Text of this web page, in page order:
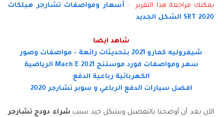
يمكنك مراجعة هذا التقرير: أسعار ومواصفات تشارجر هيلكات
SRT 2020 الشكل الجديد
شاهد ايضا
شيفروليه كمارو 2021 بتحديثات رائعة - مواصفات وصور
سعر ومواصفات فورد موستنج Mach E 2021 الرياضية
الكهربائية رباعية الدفع
افضل سيارات الدفع الرباعي و سوبر تشارجر 2020
الآن بعد أن أوضحنا بالتفصيل وبشكل جيد سبب شراء دودج تشارجر